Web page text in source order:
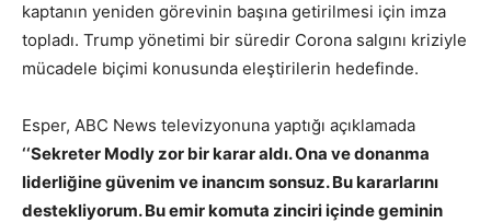
kaptanın yeniden görevinin başına getirilmesi için imza
topladı. Trump yönetimi bir süredir Corona salgını kriziyle
mücadele biçimi konusunda eleştirilerin hedefinde.
Esper, ABC News televizyonuna yaptığı açıklamada
‘‘Sekreter Modly zor bir karar aldı. Ona ve donanma
liderliğine güvenim ve inancım sonsuz. Bu kararlarını
destekliyorum. Bu emir komuta zinciri içinde geminin